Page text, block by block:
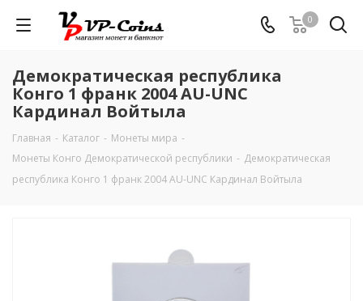
0
Демократическая республика
Конго 1 франк 2004 AU-UNC
Кардинал Войтыла
Главная - Каталог - Монеты мира -
Монеты Конго Демократической республики - Демократическая
республика Конго 1 франк 2004 AU-UNC Кардинал Войтыла